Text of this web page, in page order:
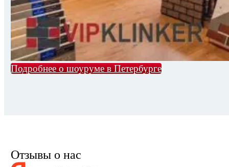
Подробнее о шоуруме в Петербурге
Отзывы о нас